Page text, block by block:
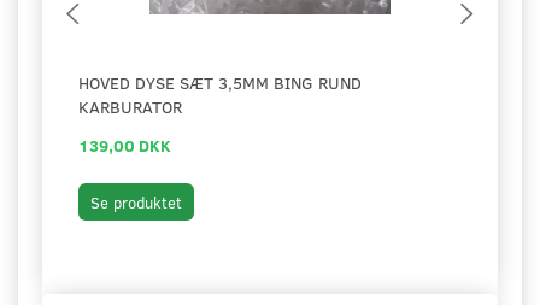
HOVED DYSE SÆT 3,5MM BING RUND
KARBURATOR
139,00 DKK
Se produktet